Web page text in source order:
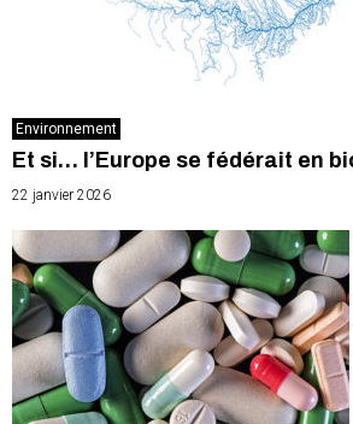
Environnement
Et si… l’Europe se fédérait en
22 janvier 2026